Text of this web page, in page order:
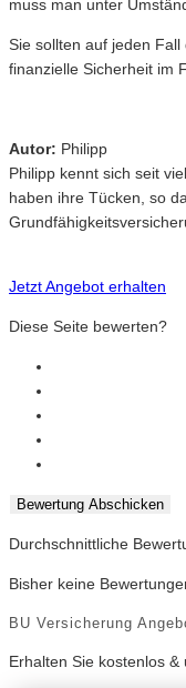
muss man unter
Sie sollten auf jeden
finanzielle Sicherheit im
Autor: Philipp
Philipp kennt sich seit
haben ihre Tücken, so
Jetzt Angebot erhalten
Diese Seite bewerten?
Bewertung Abschicken
Durchschnittliche
Bisher keine
BU Versicherung
Erhalten Sie kostenlos &